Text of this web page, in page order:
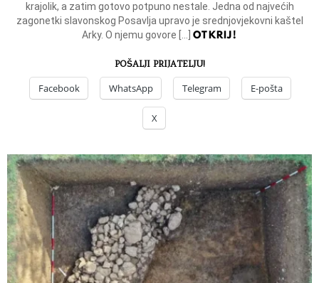
krajolik, a zatim gotovo potpuno nestale. Jedna od najvećih
zagonetki slavonskog Posavlja upravo je srednjovjekovni kaštel
Arky. O njemu govore […] OTKRIJ!
POŠALJI PRIJATELJU!
Facebook WhatsApp Telegram E-pošta
X